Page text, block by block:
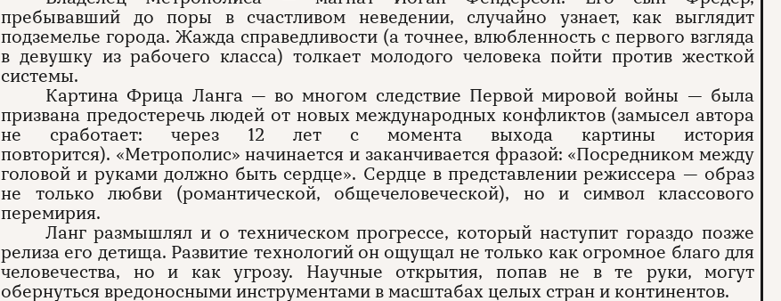
пребывавший до поры в счастливом неведении, случайно узнает, как выглядит
подземелье города. Жажда справедливости (а точнее, влюбленность с первого взгляда
в девушку из рабочего класса) толкает молодого человека пойти против жесткой
системы.
Картина Фрица Ланга — во многом следствие Первой мировой войны — была
призвана предостеречь людей от новых международных конфликтов (замысел автора
не сработает: через 12 лет с момента выхода картины история
повторится). «Метрополис» начинается и заканчивается фразой: «Посредником между
головой и руками должно быть сердце». Сердце в представлении режиссера — образ
не только любви (романтической, общечеловеческой), но и символ классового
перемирия.
Ланг размышлял и о техническом прогрессе, который наступит гораздо позже
релиза его детища. Развитие технологий он ощущал не только как огромное благо для
человечества, но и как угрозу. Научные открытия, попав не в те руки, могут
обернуться вредоносными инструментами в масштабах целых стран и континентов.